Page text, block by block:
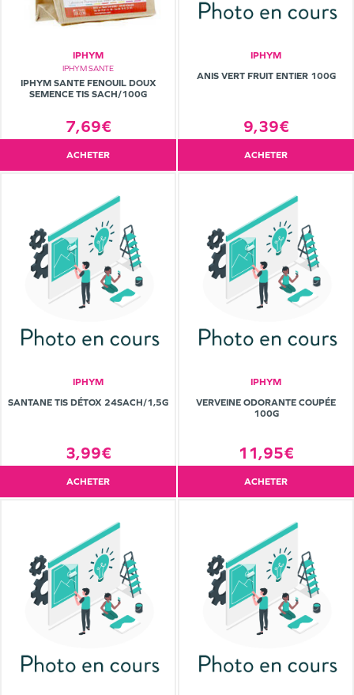
IPHYM
IPHYM SANTE
IPHYM SANTE FENOUIL DOUX
SEMENCE TIS SACH/100G
7,69€
ACHETER
IPHYM
ANIS VERT FRUIT ENTIER 100G
9,39€
ACHETER
IPHYM
SANTANE TIS DÉTOX 24SACH/1,5G
3,99€
ACHETER
IPHYM
VERVEINE ODORANTE COUPÉE
100G
11,95€
ACHETER